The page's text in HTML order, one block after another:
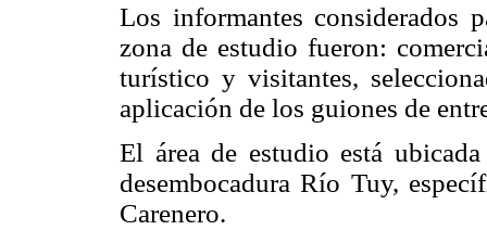
Los informantes considerados
zona de estudio fueron:
turístico y visitantes,
aplicación de los guiones de
El área de estudio está
desembocadura Río Tuy,
Carenero.